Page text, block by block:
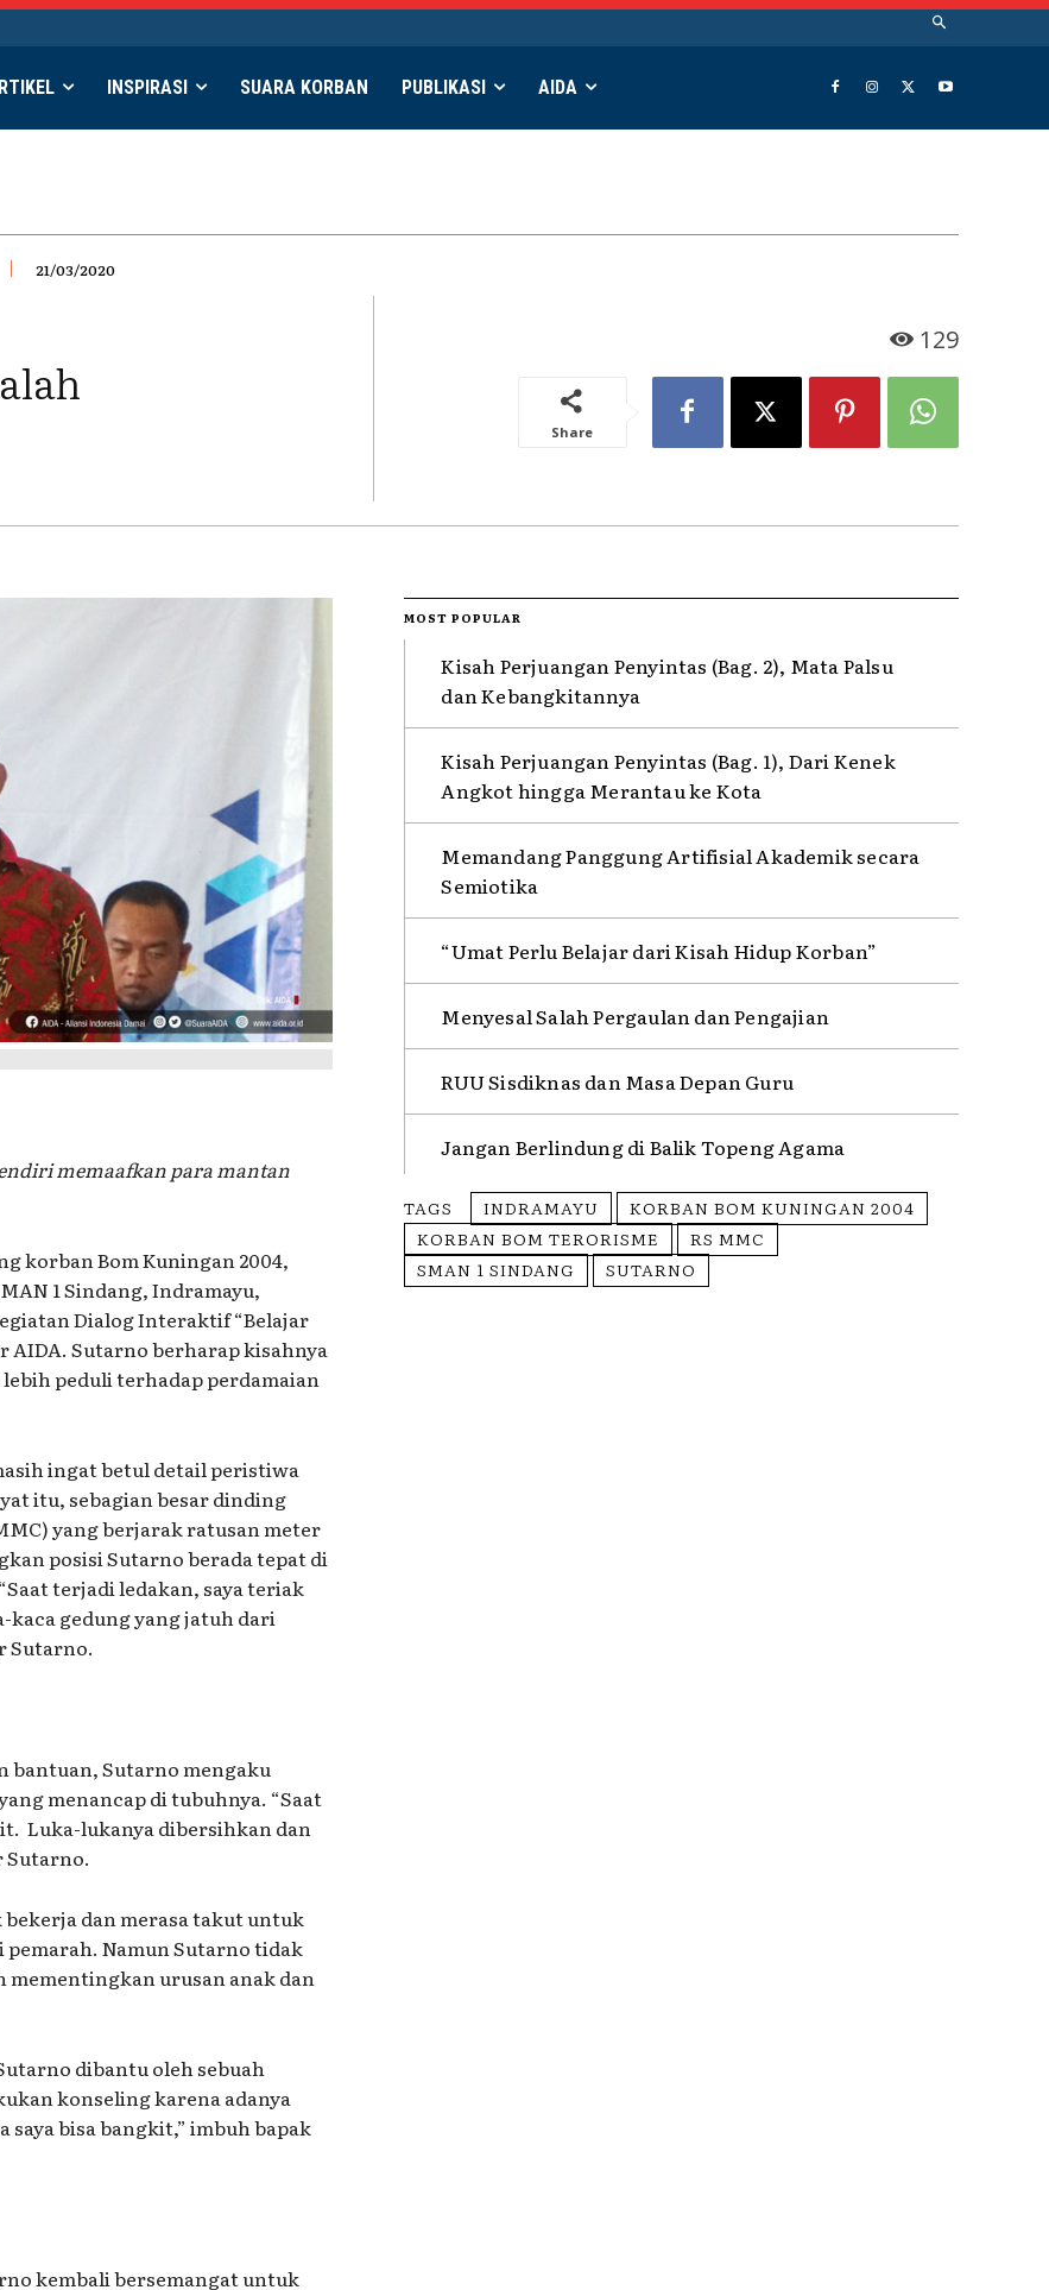
INSPIRASI SUARA KORBAN PUBLIKASI AIDA
21/03/2020
129
Share
memaafkan para mantan
korban Bom Kuningan 2004,
1 Sindang, Indramayu,
Dialog Interaktif “Belajar
AIDA. Sutarno berharap kisahnya
peduli terhadap perdamaian
ingat betul detail peristiwa
itu, sebagian besar dinding
yang berjarak ratusan meter
posisi Sutarno berada tepat di
terjadi ledakan, saya teriak
kaca gedung yang jatuh dari
Sutarno.
bantuan, Sutarno mengaku
menancap di tubuhnya. “Saat
Luka-lukanya dibersihkan dan
Sutarno.
dan merasa takut untuk
Namun Sutarno tidak
mementingkan urusan anak dan
dibantu oleh sebuah
konseling karena adanya
bisa bangkit,” imbuh bapak
kembali bersemangat untuk
MOST POPULAR
Kisah Perjuangan Penyintas (Bag. 2), Mata Palsu
dan Kebangkitannya
Kisah Perjuangan Penyintas (Bag. 1), Dari Kenek
Angkot hingga Merantau ke Kota
Memandang Panggung Artifisial Akademik secara
Semiotika
“Umat Perlu Belajar dari Kisah Hidup Korban”
Menyesal Salah Pergaulan dan Pengajian
RUU Sisdiknas dan Masa Depan Guru
Jangan Berlindung di Balik Topeng Agama
TAGS INDRAMAYU
KORBAN BOM KUNINGAN 2004
KORBAN BOM TERORISME
RS MMC
SMAN 1 SINDANG
SUTARNO